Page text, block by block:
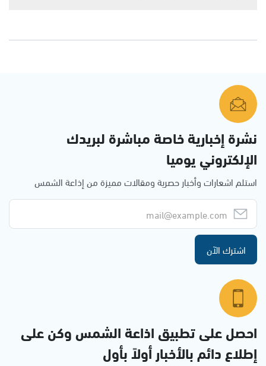
نشرة إخبارية خاصة مباشرة لبريدك
الإلكتروني يوميا
استلم اشعارات وأخبار حصرية ومقالات مميزة من إذاعة الشمس
اشترك الآن
احصل على تطبيق اذاعة الشمس وكن على
إطلاع دائم بالأخبار أولاً بأول